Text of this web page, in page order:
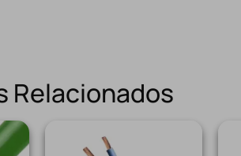
Relacionados